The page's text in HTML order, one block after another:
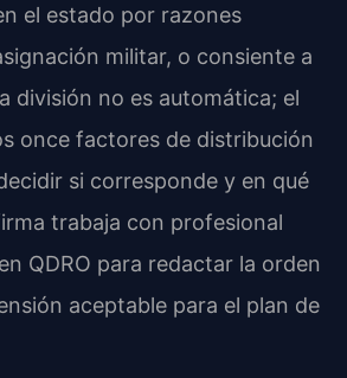
el estado por razones
militar, o consiente a
división no es automática; el
once factores de distribución
si corresponde y en qué
trabaja con profesional
QDRO para redactar la orden
aceptable para el plan de